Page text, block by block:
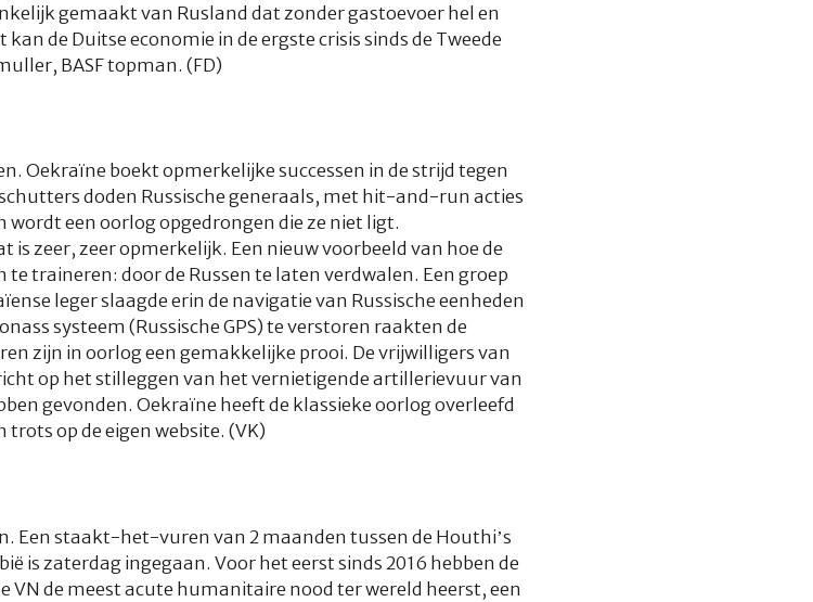
gemaakt van Rusland dat zonder gastoevoer hel en
de Duitse economie in de ergste crisis sinds de Tweede
BASF topman. (FD)
Oekraïne boekt opmerkelijke successen in de strijd tegen
doden Russische generaals, met hit-and-run acties
een oorlog opgedrongen die ze niet ligt.
is zeer, zeer opmerkelijk. Een nieuw voorbeeld van hoe de
traineren: door de Russen te laten verdwalen. Een groep
leger slaagde erin de navigatie van Russische eenheden
systeem (Russische GPS) te verstoren raakten de
zijn in oorlog een gemakkelijke prooi. De vrijwilligers van
op het stilleggen van het vernietigende artillerievuur van
gevonden. Oekraïne heeft de klassieke oorlog overleefd
op de eigen website. (VK)
Een staakt-het-vuren van 2 maanden tussen de Houthi’s
is zaterdag ingegaan. Voor het eerst sinds 2016 hebben de
VN de meest acute humanitaire nood ter wereld heerst, een